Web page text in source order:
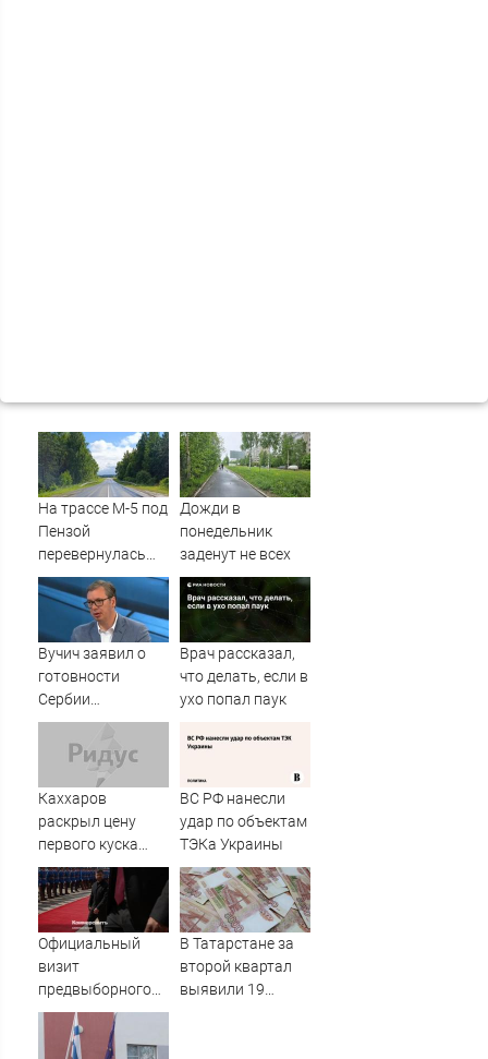
На трассе М-5 под
Пензой
перевернулась
фура - Столица58
Дожди в
понедельник
заденут не всех
Вучич заявил о
готовности
Сербии
содействовать
интеграции
Украины в
Евросоюз -
Врач рассказал,
что делать, если в
ухо попал паук
Каххаров
раскрыл цену
первого куска
торта Клавы Коки
и Масленникова
ВС РФ нанесли
удар по объектам
ТЭКа Украины
Официальный
визит
предвыборного
характера
В Татарстане за
второй квартал
выявили 19